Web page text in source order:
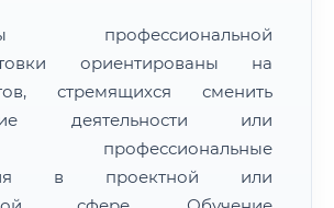
ФИС ФРДО
документ для увеличения и просмотра
профессиональной
ориентированы на
стремящихся сменить
деятельности или
профессиональные
в проектной или